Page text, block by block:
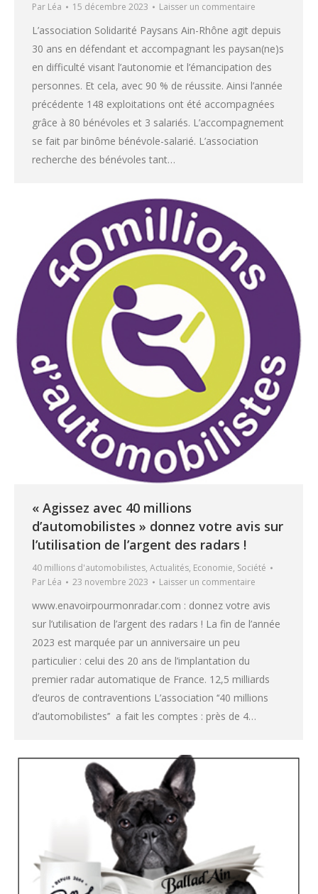
Par Léa 15 décembre 2023 Laisser un commentaire
L’association Solidarité Paysans Ain-Rhône agit depuis
30 ans en défendant et accompagnant les paysan(ne)s
en difficulté visant l’autonomie et l’émancipation des
personnes. Et cela, avec 90 % de réussite. Ainsi l’année
précédente 148 exploitations ont été accompagnées
grâce à 80 bénévoles et 3 salariés. L’accompagnement
se fait par binôme bénévole-salarié. L’association
recherche des bénévoles tant…
« Agissez avec 40 millions
d’automobilistes » donnez votre avis sur
l’utilisation de l’argent des radars !
40 millions d'automobilistes, Actualités, Economie, Société
Par Léa 23 novembre 2023 Laisser un commentaire
www.enavoirpourmonradar.com : donnez votre avis
sur l’utilisation de l’argent des radars ! La fin de l’année
2023 est marquée par un anniversaire un peu
particulier : celui des 20 ans de l’implantation du
premier radar automatique de France. 12,5 milliards
d’euros de contraventions L’association ‘‘40 millions
d’automobilistes’’ a fait les comptes : près de 4…